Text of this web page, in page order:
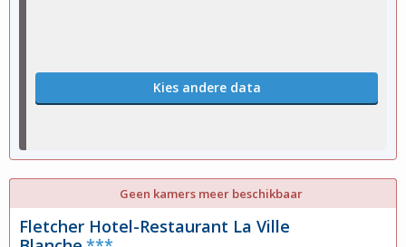
Kies andere data
Geen kamers meer beschikbaar
Fletcher Hotel-Restaurant La Ville